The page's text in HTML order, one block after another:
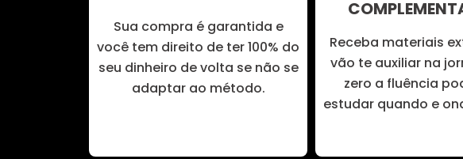
Sua compra é garantida e
você tem direito de ter 100% do
seu dinheiro de volta se não se
adaptar ao método.
Receba materiais
vão te auxiliar na
zero a fluência
estudar quando e